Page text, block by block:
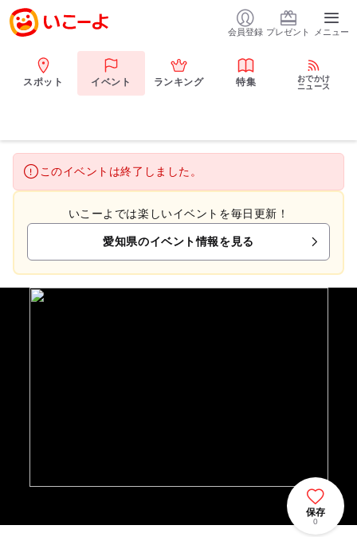
会員登録 プレゼント メニュー
スポット イベント ランキング 特集
おでかけ
ニュース
このイベントは終了しました。
いこーよでは楽しいイベントを毎日更新！
愛知県のイベント情報を見る
保存
0